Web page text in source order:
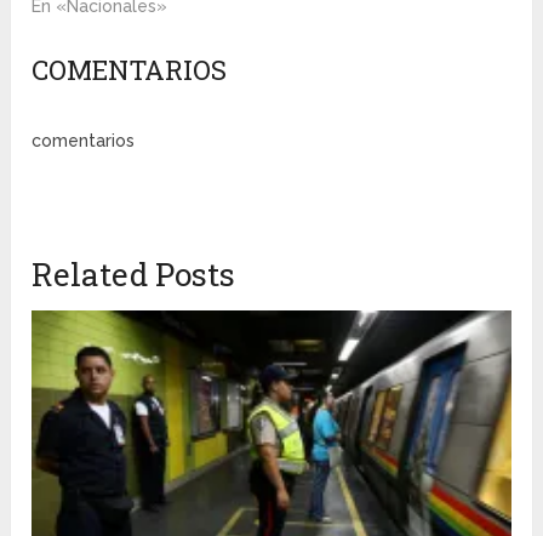
En «Nacionales»
COMENTARIOS
comentarios
Related Posts